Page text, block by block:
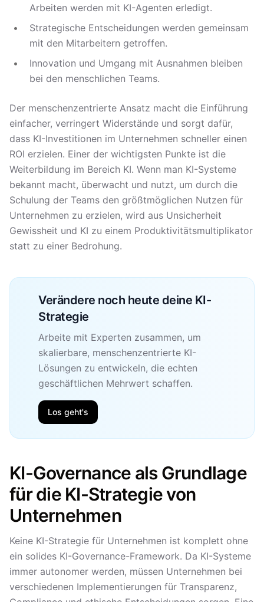
Arbeiten werden mit KI-Agenten erledigt.
Strategische Entscheidungen werden gemeinsam
mit den Mitarbeitern getroffen.
Innovation und Umgang mit Ausnahmen bleiben
bei den menschlichen Teams.
Der menschenzentrierte Ansatz macht die Einführung
einfacher, verringert Widerstände und sorgt dafür,
dass KI-Investitionen im Unternehmen schneller einen
ROI erzielen. Einer der wichtigsten Punkte ist die
Weiterbildung im Bereich KI. Wenn man KI-Systeme
bekannt macht, überwacht und nutzt, um durch die
Schulung der Teams den größtmöglichen Nutzen für
Unternehmen zu erzielen, wird aus Unsicherheit
Gewissheit und KI zu einem Produktivitätsmultiplikator
statt zu einer Bedrohung.
Verändere noch heute deine KI-
Strategie
Arbeite mit Experten zusammen, um
skalierbare, menschenzentrierte KI-
Lösungen zu entwickeln, die echten
geschäftlichen Mehrwert schaffen.
Los geht's
KI-Governance als Grundlage
für die KI-Strategie von
Unternehmen
Keine KI-Strategie für Unternehmen ist komplett ohne
ein solides KI-Governance-Framework. Da KI-Systeme
immer autonomer werden, müssen Unternehmen bei
verschiedenen Implementierungen für Transparenz,